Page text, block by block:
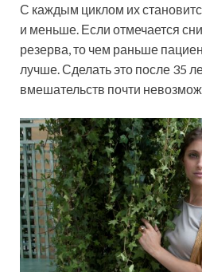
С каждым циклом их
и меньше. Если отмечается
резерва, то чем раньше
лучше. Сделать это после 35
вмешательств почти